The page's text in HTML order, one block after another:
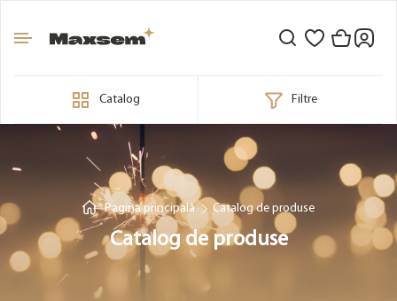
Catalog Filtre
Pagina principală Catalog de produse
Catalog de produse